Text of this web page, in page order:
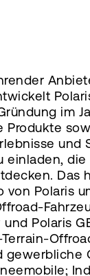
im
Produkte
und
einladen, die
Das
von Polaris
und Polaris
gewerbliche